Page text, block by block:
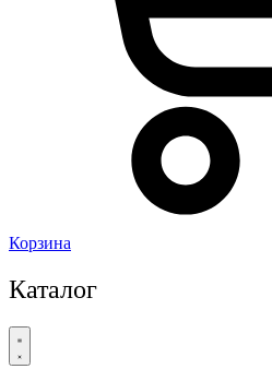
Корзина
Каталог